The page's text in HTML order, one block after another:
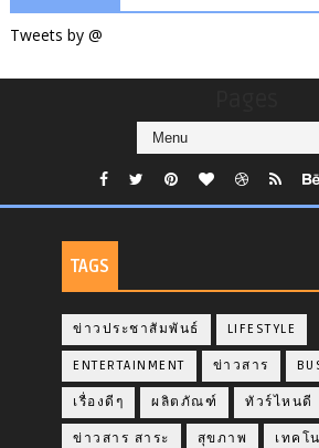
Tweets by @
TAGS
ข่าวประชาสัมพันธ์ LIFESTYLE
ENTERTAINMENT ข่าวสาร
เรื่องดีๆ ผลิตภัณฑ์ ทัวร์ไหนดี
ข่าวสาร สาระ สุขภาพ เทคโ